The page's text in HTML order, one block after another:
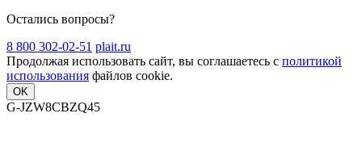
Остались вопросы?
8 800 302-02-51 plait.ru
Продолжая использовать сайт, вы соглашаетесь с политикой
использования файлов cookie.
OK
G-JZW8CBZQ45